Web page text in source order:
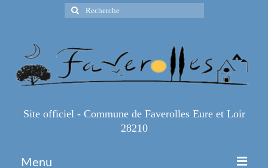
Rechercher
:
Site officiel - Commune de Faverolles Eure et Loir
28210
Menu